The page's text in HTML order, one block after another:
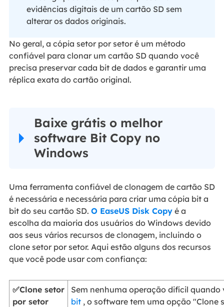
evidências digitais de um cartão SD sem
alterar os dados originais.
No geral, a cópia setor por setor é um método
confiável para clonar um cartão SD quando você
precisa preservar cada bit de dados e garantir uma
réplica exata do cartão original.
Baixe grátis o melhor
software Bit Copy no
Windows
Uma ferramenta confiável de clonagem de cartão SD
é necessária e necessária para criar uma cópia bit a
bit do seu cartão SD. O EaseUS Disk Copyé a
escolha da maioria dos usuários do Windows devido
aos seus vários recursos de clonagem, incluindo o
clone setor por setor. Aqui estão alguns dos recursos
que você pode usar com confiança:
✅Clone setor
por setor
Sem nenhuma operação difícil quando
bit, o software tem uma opção "Clone